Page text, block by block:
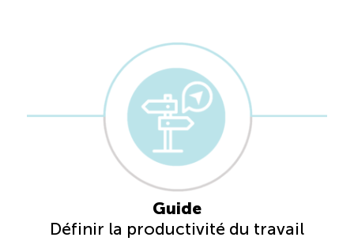
Guide
Définir la productivité du travail